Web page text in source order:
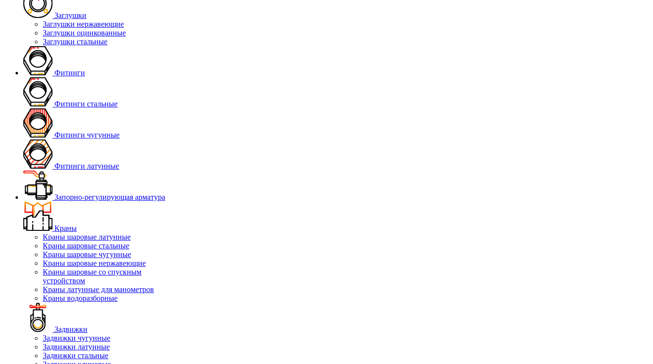
Заглушки
Заглушки нержавеющие
Заглушки оцинкованные
Заглушки стальные
Фитинги
Фитинги стальные
Фитинги чугунные
Фитинги латунные
Запорно-регулирующая арматура
Краны
Краны шаровые латунные
Краны шаровые стальные
Краны шаровые чугунные
Краны шаровые нержавеющие
Краны шаровые со спускным
устройством
Краны латунные для манометров
Краны водоразборные
Задвижки
Задвижки чугунные
Задвижки латунные
Задвижки стальные